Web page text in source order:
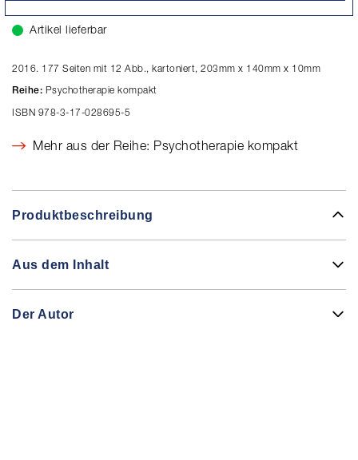
Artikel lieferbar
2016. 177 Seiten mit 12 Abb., kartoniert, 203mm x 140mm x 10mm
Reihe: Psychotherapie kompakt
ISBN 978-3-17-028695-5
Mehr aus der Reihe: Psychotherapie kompakt
Produktbeschreibung
Aus dem Inhalt
Der Autor